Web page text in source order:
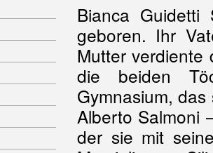
Bianca
geboren. Ihr
Mutter
die beiden
Gymnasium,
Alberto Salmoni
der sie mit